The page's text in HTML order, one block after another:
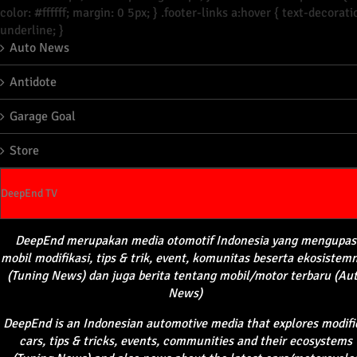
color: #ffffff; margin: 0 5px; } .footer-links a:hover { text-
underline; }
Auto News
Antidote
Garage Goal
Store
DeepEnd TV
DeepEnd merupakanmedia otomotifIndonesia yangmengupas
mobil modifikasi, tips & trik, event, komunitas beserta
(Tuning News) dan juga berita tentang mobil/motor terbaru
News)
DeepEndis an Indonesian automotive media that explores
cars, tips & tricks, events, communities and their ecosystems